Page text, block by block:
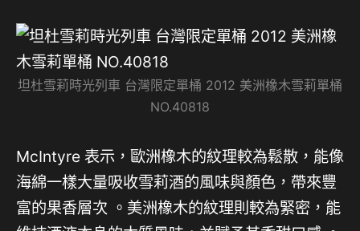
坦杜雪莉時光列車 台灣限定單桶 2012 美洲橡木雪莉單桶
NO.40818
McIntyre 表示，歐洲橡木的紋理較為鬆散，能像
海綿一樣大量吸收雪莉酒的風味與顏色，帶來豐
富的果香層次 。美洲橡木的紋理則較為緊密，能